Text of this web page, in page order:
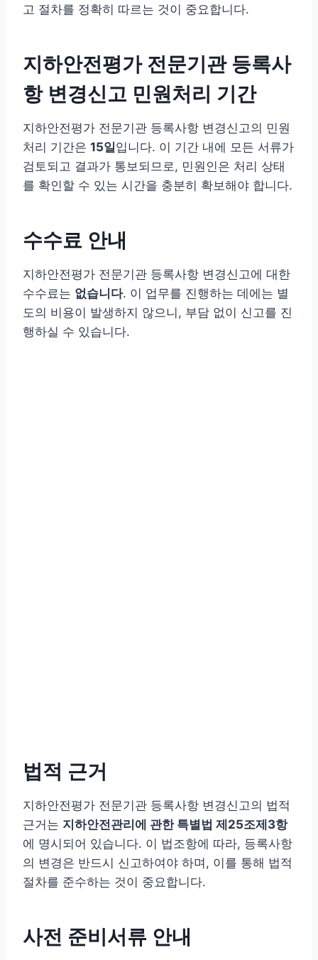
고 절차를 정확히 따르는 것이 중요합니다.
지하안전평가 전문기관 등록사
항 변경신고 민원처리 기간
지하안전평가 전문기관 등록사항 변경신고의 민원
처리 기간은 15일입니다. 이 기간 내에 모든 서류가
검토되고 결과가 통보되므로, 민원인은 처리 상태
를 확인할 수 있는 시간을 충분히 확보해야 합니다.
수수료 안내
지하안전평가 전문기관 등록사항 변경신고에 대한
수수료는 없습니다. 이 업무를 진행하는 데에는 별
도의 비용이 발생하지 않으니, 부담 없이 신고를 진
행하실 수 있습니다.
법적 근거
지하안전평가 전문기관 등록사항 변경신고의 법적
근거는 지하안전관리에 관한 특별법 제25조제3항
에 명시되어 있습니다. 이 법조항에 따라, 등록사항
의 변경은 반드시 신고하여야 하며, 이를 통해 법적
절차를 준수하는 것이 중요합니다.
사전 준비서류 안내